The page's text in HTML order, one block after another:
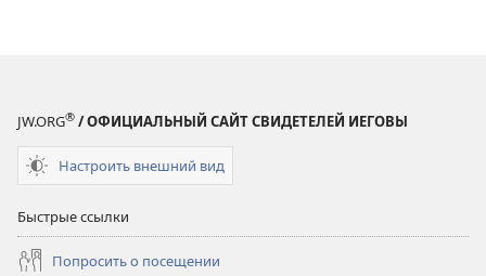
JW.ORG® / ОФИЦИАЛЬНЫЙ САЙТ СВИДЕТЕЛЕЙ ИЕГОВЫ
Настроить внешний вид
Быстрые ссылки
Попросить о посещении